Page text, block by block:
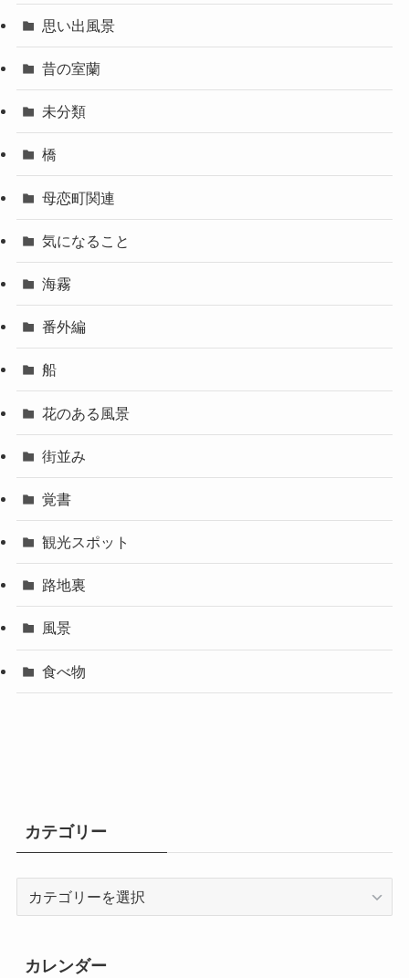
思い出風景
昔の室蘭
未分類
橋
母恋町関連
気になること
海霧
番外編
船
花のある風景
街並み
覚書
観光スポット
路地裏
風景
食べ物
カテゴリー
カレンダー